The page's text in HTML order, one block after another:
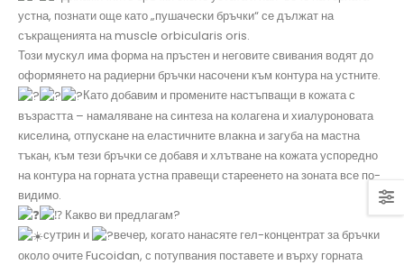
устна, познати още като „пушачески бръчки“ се дължат на
съкращенията на muscle orbicularis oris.
Този мускул има форма на пръстен и неговите свивания водят до
оформянето на радиерни бръчки насочени към контура на устните.
Като добавим и промените настъпващи в кожата с
възрастта – намаляване на синтеза на колагена и хиалуроновата
киселина, отпускане на еластичните влакна и загуба на мастна
тъкан, към тези бръчки се добавя и хлътване на кожата успоредно
на контура на горната устна правещи стареенето на зоната все по-
видимо.
Какво ви предлагам?
сутрин и
вечер, когато нанасяте гел-концентрат за бръчки
около очите Fucoidan, с потупвания поставете и върху горната